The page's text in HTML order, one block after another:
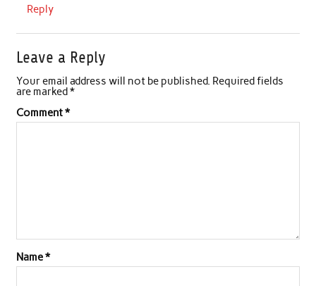
Reply
Leave a Reply
Your email address will not be published. Required fields
are marked*
Comment*
Name*